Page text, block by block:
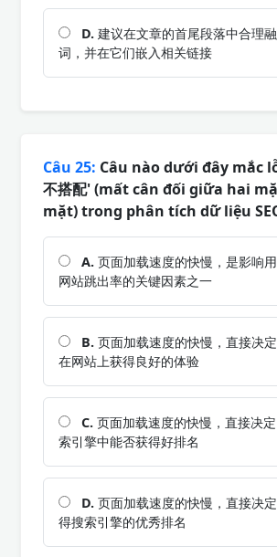
D. 建议在文章的首尾段落中合理
词，并在它们嵌入相关链接
Câu 25: Câu nào dưới đây mắc
不搭配' (mất cân đối giữa hai
mặt) trong phân tích dữ liệu
A. 页面加载速度的快慢，是影响
网站跳出率的关键因素之一
B. 页面加载速度的快慢，直接决
在网站上获得良好的体验
C. 页面加载速度的快慢，直接决
索引擎中能否获得好排名
D. 页面加载速度的快慢，直接决
得搜索引擎的优秀排名